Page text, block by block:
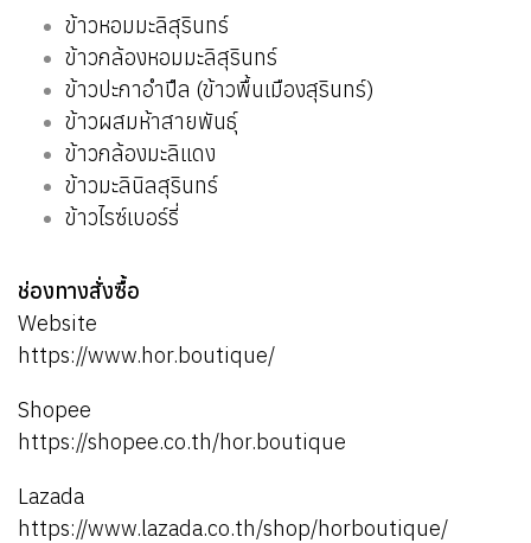
ข้าวหอมมะลิสุรินทร์
ข้าวกล้องหอมมะลิสุรินทร์
ข้าวปะกาอำปึล (ข้าวพื้นเมืองสุรินทร์)
ข้าวผสมห้าสายพันธุ์
ข้าวกล้องมะลิแดง
ข้าวมะลินิลสุรินทร์
ข้าวไรซ์เบอร์รี่
ช่องทางสั่งซื้อ
Website
https://www.hor.boutique/
Shopee
https://shopee.co.th/hor.boutique
Lazada
https://www.lazada.co.th/shop/horboutique/